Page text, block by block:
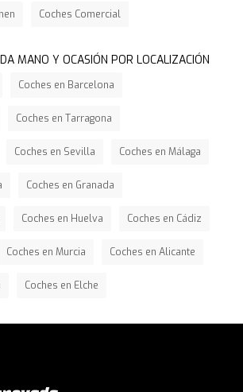
Coches Comercial
MANO Y OCASIÓN POR LOCALIZACIÓN
Coches en Barcelona
Coches en Tarragona
Coches en Sevilla Coches en Málaga
Coches en Granada
Coches en Huelva Coches en Cádiz
Coches en Murcia Coches en Alicante
Coches en Elche